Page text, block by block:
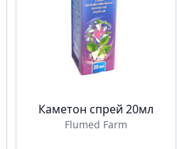
Каметон спрей 20мл
Flumed Farm